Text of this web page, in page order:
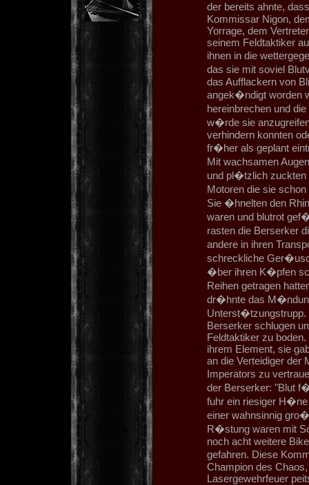
der bereits ahnte,
Kommissar Nigon,
Yorrage, dem
seinem Feldtaktiker
ihnen in die
das sie mit soviel
das Aufflackern von
angek�ndigt worden
hereinbrechen und
w�rde sie
verhindern konnten
fr�her als geplant
Mit wachsamen
und pl�tzlich zuckten
Motoren die sie
Sie �hnelten den
waren und blutrot
rasten die Berserker
andere in ihren
schreckliche
�ber ihren K�pfen
Reihen getragen
dr�hnte das
Unterst�tzungstrupp.
Berserker schlugen
Feldtaktiker zu
ihrem Element, sie
an die Verteidiger der
Imperators zu
der Berserker: "Blut
fuhr ein riesiger
einer wahnsinnig
R�stung waren mit
noch acht weitere
gefahren. Diese
Champion des
Lasergewehrfeuer